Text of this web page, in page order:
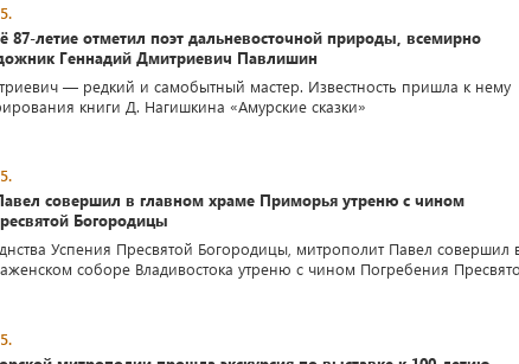
87-летие отметил поэт дальневосточной природы, всемирно
Геннадий Дмитриевич Павлишин
— редкий и самобытный мастер. Известность пришла к нему
книги Д. Нагишкина «Амурские сказки»
совершил в главном храме Приморья утреню с чином
Богородицы
Успения Пресвятой Богородицы, митрополит Павел совершил
соборе Владивостока утреню с чином Погребения